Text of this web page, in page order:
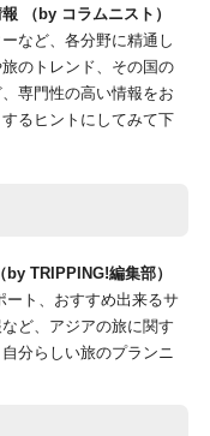
（by コラムニスト）
など、各分野に精通し
のトレンド、その国の
専門性の高い情報をお
るヒントにしてみて下
TRIPPING!編集部）
ト、おすすめ出来るサ
ど、アジアの旅に関す
分らしい旅のプランニ